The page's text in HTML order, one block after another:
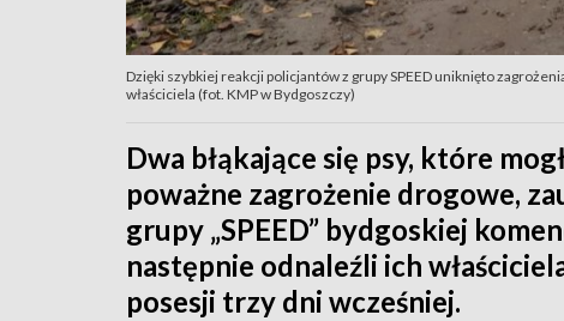
Dzięki szybkiej reakcji policjantów z grupy SPEED uniknięto
właściciela (fot. KMP w Bydgoszczy)
Dwa błąkające się psy, które
poważne zagrożenie drogowe,
grupy „SPEED” bydgoskiej
następnie odnaleźli ich
posesji trzy dni wcześniej.